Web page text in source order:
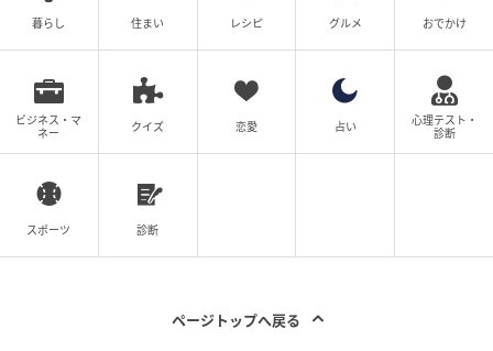
出典：ハニーズ
アイボリー、ネイビー、スモーキーブルー、グレージ
ず、落ち着いた雰囲気で着られそうです。春は優しげ
暮らし 住まい レシピ グルメ おでかけ
ビジネス・マ
ネー
クイズ 恋愛 占い
心理テスト・
診断
スポーツ 診断
ページトップへ戻る